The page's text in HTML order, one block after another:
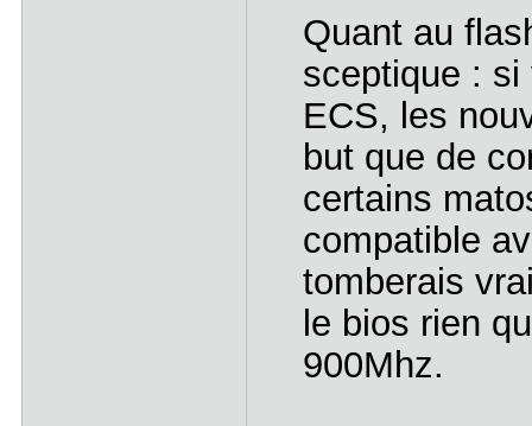
Quant au
sceptique :
ECS, les
but que de
certains
compatible
tomberais
le bios rien
900Mhz.